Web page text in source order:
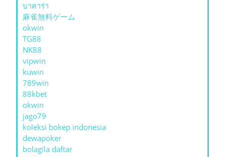
บาคาร่า
麻雀無料ゲーム
okwin
TG88
NK88
vipwin
kuwin
789win
88kbet
okwin
jago79
koleksi bokep indonesia
dewapoker
bolagila daftar